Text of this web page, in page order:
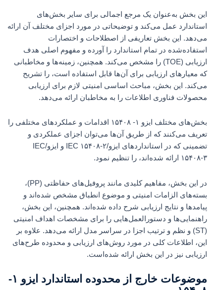
این بخش به‌عنوان یک مرجع اجمالی برای سایر بخش‌های
استاندارد عمل می‌کند و توضیحاتی در مورد اجزای مختلف آن ارائه
می‌دهد. این بخش تعاریفی از اصطلاحات و اختصارات
استفاده‌شده در تمام استاندارد را آورده و مفهوم اصلی هدف
ارزیابی (TOE) را مشخص می‌کند. همچنین، زمینه‌ها و مخاطبانی
که معیارهای ارزیابی برای آن‌ها قابل استفاده است، را تشریح
می‌کند. این بخش، مباحث اساسی امنیتی لازم برای ارزیابی
محصولات فناوری اطلاعات را به مخاطبان ارائه می‌دهد.
بخش‌های مختلف ایزو ۱- ۱۵۴۰۸ اقدامات و عملکردهای مختلفی را
تعریف می‌کنند که از طریق آن‌ها می‌توان اجزای عملکردی و
تضمینی که در استانداردهای ایزو/IEC ۱۵۴۰۸-۲ و ایزو/IEC
۱۵۴۰۸-۳ ارائه شده‌اند، را تنظیم نمود.
در این بخش، مفاهیم کلیدی مانند پروفیل‌های حفاظتی (PP)،
بسته‌های الزامات امنیتی و موضوع انطباق مشخص شده‌اند و
پیامدها و نتایج ارزیابی شرح داده شده‌اند. همچنین، این بخش،
راهنمایی‌ها و دستورالعمل‌هایی را برای مشخصات اهداف امنیتی
(ST) و نظم و ترتیب اجزا در سراسر مدل ارائه می‌دهد. علاوه بر
این، اطلاعات کلی در مورد روش‌های ارزیابی و محدوده طرح‌های
ارزیابی نیز در این بخش ارائه شده‌است.
موضوعات خارج از محدوده استاندارد ایزو ۱-